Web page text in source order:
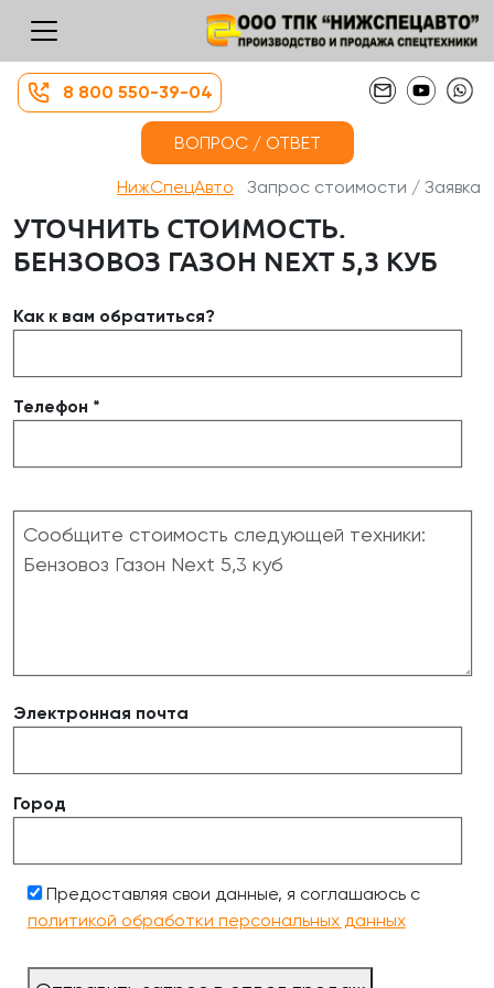
8 800 550-39-04
ВОПРОС / ОТВЕТ
НижСпецАвто Запрос стоимости / Заявка
УТОЧНИТЬ СТОИМОСТЬ.
БЕНЗОВОЗ ГАЗОН NEXT 5,3 КУБ
Как к вам обратиться?
Телефон *
Электронная почта
Город
Предоставляя свои данные, я соглашаюсь с
политикой обработки персональных данных